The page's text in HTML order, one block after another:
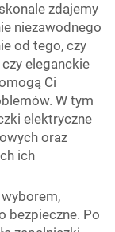
zdajemy
niezawodnego
od tego, czy
eleganckie
Ci
W tym
elektryczne
oraz
ich
bezpieczne. Po